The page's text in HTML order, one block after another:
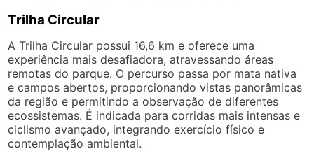
Trilha Circular
A Trilha Circular possui 16,6 km e oferece uma
experiência mais desafiadora, atravessando áreas
remotas do parque. O percurso passa por mata nativa
e campos abertos, proporcionando vistas panorâmicas
da região e permitindo a observação de diferentes
ecossistemas. É indicada para corridas mais intensas e
ciclismo avançado, integrando exercício físico e
contemplação ambiental.